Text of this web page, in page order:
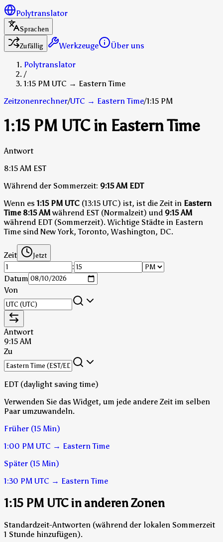
Polytranslator
Sprachen
Zufällig
Werkzeuge
Über uns
Polytranslator
/
1:15 PM UTC → Eastern Time
Zeitzonenrechner/UTC → Eastern Time/1:15 PM
1:15 PM UTC in Eastern Time
Antwort
8:15 AM EST
Während der Sommerzeit: 9:15 AM EDT
Wenn es1:15 PM UTC (13:15 UTC) ist, ist die Zeit in Eastern
Time 8:15 AMwährend EST (Normalzeit) und 9:15 AM
während EDT (Sommerzeit).Wichtige Städte in Eastern
Time sind New York, Toronto, Washington, DC.
Zeit Jetzt
:
Datum
Von
Antwort
9:15 AM
Zu
EDT (daylight saving time)
Verwenden Sie das Widget, um jede andere Zeit im selben
Paar umzuwandeln.
Früher (15 Min)
1:00 PM UTC → Eastern Time
Später (15 Min)
1:30 PM UTC → Eastern Time
1:15 PM UTC in anderen Zonen
Standardzeit-Antworten (während der lokalen Sommerzeit
1 Stunde hinzufügen).